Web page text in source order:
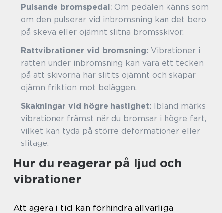
Pulsande bromspedal: Om pedalen känns som
om den pulserar vid inbromsning kan det bero
på skeva eller ojämnt slitna bromsskivor.
Rattvibrationer vid bromsning: Vibrationer i
ratten under inbromsning kan vara ett tecken
på att skivorna har slitits ojämnt och skapar
ojämn friktion mot beläggen.
Skakningar vid högre hastighet: Ibland märks
vibrationer främst när du bromsar i högre fart,
vilket kan tyda på större deformationer eller
slitage.
Hur du reagerar på ljud och
vibrationer
Att agera i tid kan förhindra allvarliga